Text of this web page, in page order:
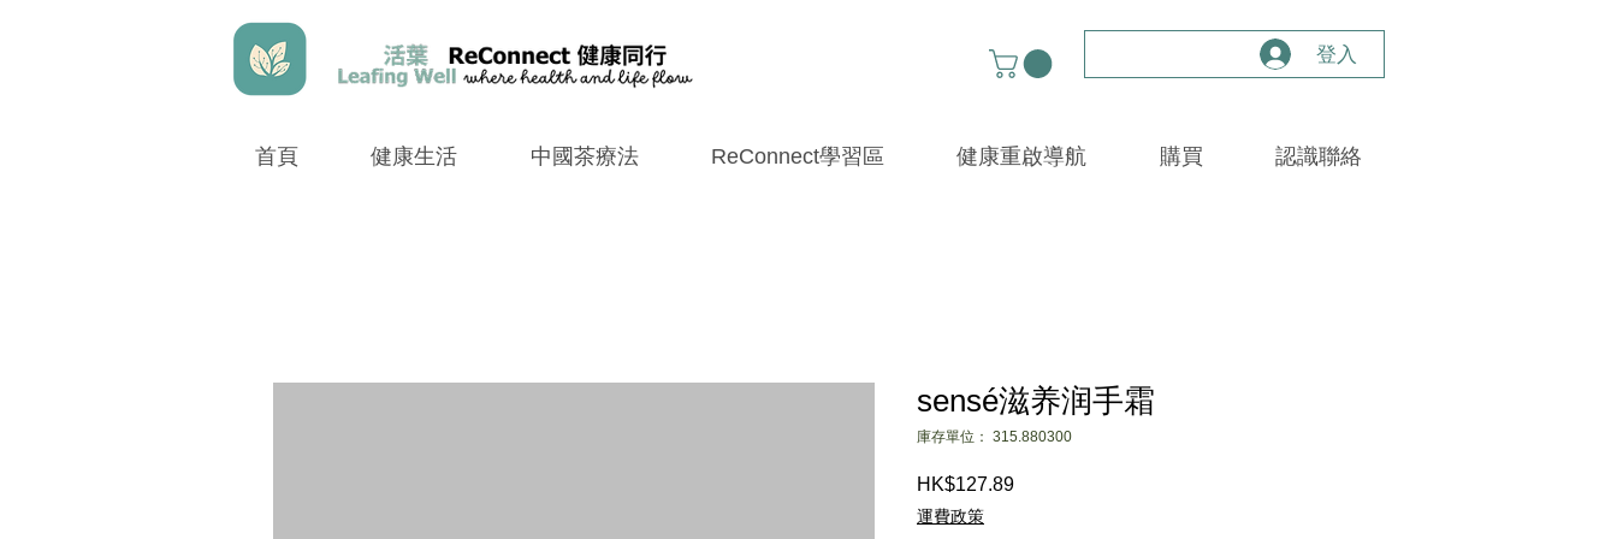
登入
首頁 健康生活 中國茶療法 ReConnect學習區 健康重啟導航 購買 認識聯絡
sensé滋养润手霜
庫存單位： 315.880300
HK$127.89價
運費政策